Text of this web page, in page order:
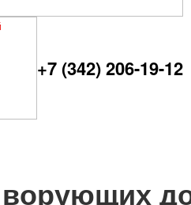
+7 (342) 206-19-12